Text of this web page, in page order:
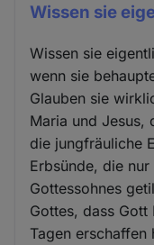
Wissen sie
Wissen sie
wenn sie
Glauben sie
Maria und Jesus,
die jungfräuliche
Erbsünde, die
Gottessohnes
Gottes, dass Gott
Tagen erschaffen